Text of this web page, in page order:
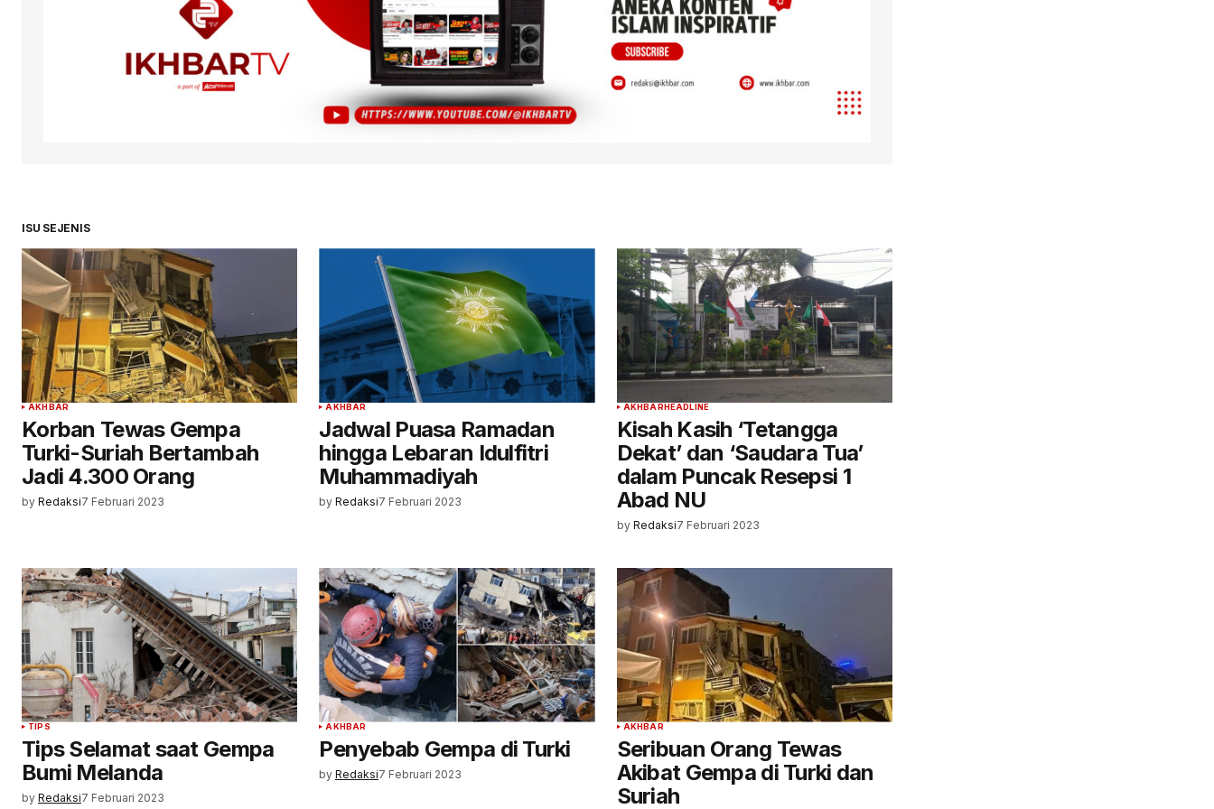
ISU SEJENIS
AKHBAR
Korban Tewas Gempa
Turki-Suriah Bertambah
Jadi 4.300 Orang
by Redaksi7 Februari 2023
AKHBAR
Jadwal Puasa Ramadan
hingga Lebaran Idulfitri
Muhammadiyah
by Redaksi7 Februari 2023
AKHBARHEADLINE
Kisah Kasih ‘Tetangga
Dekat’ dan ‘Saudara Tua’
dalam Puncak Resepsi 1
Abad NU
by Redaksi7 Februari 2023
TIPS
Tips Selamat saat Gempa
Bumi Melanda
by Redaksi7 Februari 2023
AKHBAR
Penyebab Gempa di Turki
by Redaksi7 Februari 2023
AKHBAR
Seribuan Orang Tewas
Akibat Gempa di Turki dan
Suriah